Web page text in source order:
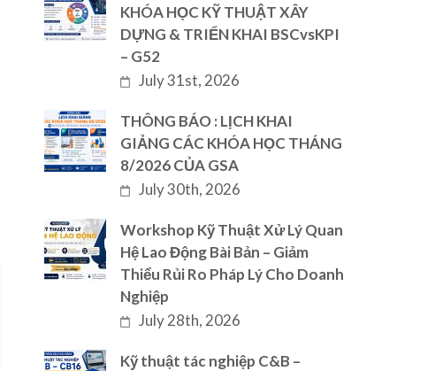
KHÓA HỌC KỸ THUẬT XÂY
DỰNG & TRIỂN KHAI BSCvsKPI
– G52
July 31st, 2026
THÔNG BÁO : LỊCH KHAI
GIẢNG CÁC KHÓA HỌC THÁNG
8/2026 CỦA GSA
July 30th, 2026
Workshop Kỹ Thuật Xử Lý Quan
Hệ Lao Động Bài Bản – Giảm
Thiểu Rủi Ro Pháp Lý Cho Doanh
Nghiệp
July 28th, 2026
Kỹ thuật tác nghiệp C&B –